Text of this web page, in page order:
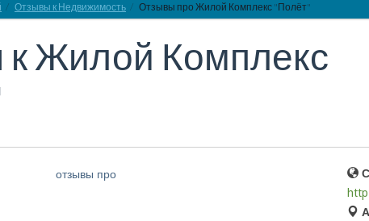
Гос. учреждения Личности Логистика
Отзывы к Недвижимость Отзывы про Жилой Комплекс "Полёт"
Жилой Комплекс